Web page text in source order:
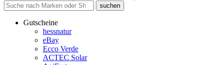
suchen
Gutscheine
hessnatur
eBay
Ecco Verde
ACTEC Solar